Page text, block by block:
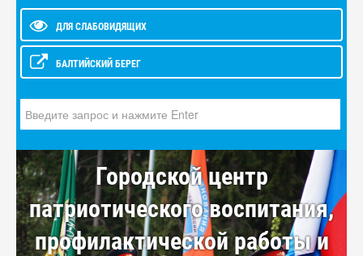
ДЛЯ СЛАБОВИДЯЩИХ
БАЛТИЙСКИЙ БЕРЕГ
Городской центр
патриотического воспитания,
профилактической работы и